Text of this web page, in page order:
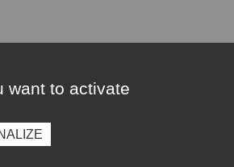
want to activate